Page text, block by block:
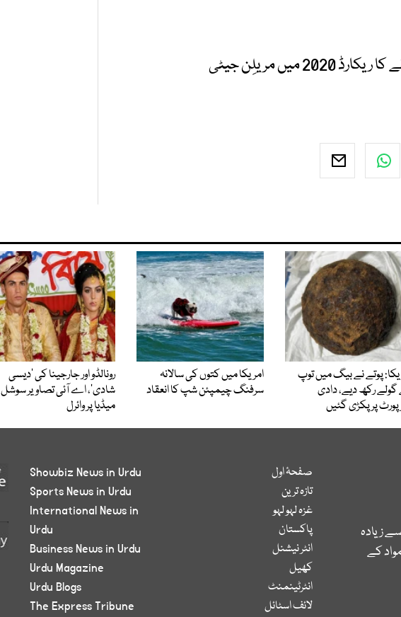
اس سے قبل مارلِن منرو کی طرح کپڑے پہن کر اکٹھے ہونے کا ریکارڈ 2020 میں مریلِن جیٹی
پوتے نے بیگ میں توپ
رکھ دیے، دادی
پر پکڑی گئیں
امریکا میں کتوں کی سالانہ
سرفنگ چیمپئن شپ کا انعقاد
رونالڈو اور جارجینا کی ’دیسی
شادی‘، اے آئی تصاویر سوشل
میڈیا پر وائرل
زیادہ
کے
صفحۂ اول
تازہ ترین
غزہ لہو لہو
پاکستان
انٹر نیشنل
کھیل
انٹرٹینمنٹ
لائف اسٹائل
Showbiz News in Urdu
Sports News in Urdu
International News in
Urdu
Business News in Urdu
Urdu Magazine
Urdu Blogs
The Express Tribune